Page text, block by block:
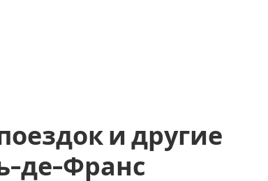
и другие
де-Франс